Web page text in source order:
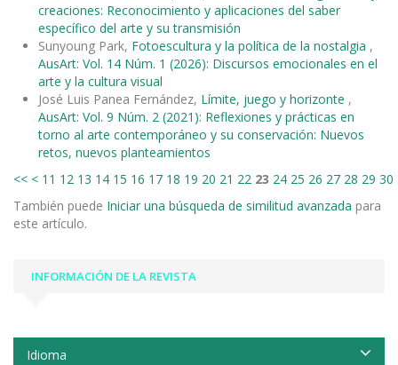
creaciones: Reconocimiento y aplicaciones del saber
específico del arte y su transmisión
Sunyoung Park, Fotoescultura y la política de la nostalgia ,
AusArt: Vol. 14 Núm. 1 (2026): Discursos emocionales en el
arte y la cultura visual
José Luis Panea Fernández, Límite, juego y horizonte ,
AusArt: Vol. 9 Núm. 2 (2021): Reflexiones y prácticas en
torno al arte contemporáneo y su conservación: Nuevos
retos, nuevos planteamientos
<< < 11 12 13 14 15 16 17 18 19 20 21 22 23 24 25 26 27 28 29 30
También puede Iniciar una búsqueda de similitud avanzada para
este artículo.
INFORMACIÓN DE LA REVISTA
Idioma